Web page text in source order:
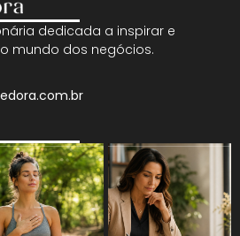
dedicada a inspirar e
mundo dos negócios.